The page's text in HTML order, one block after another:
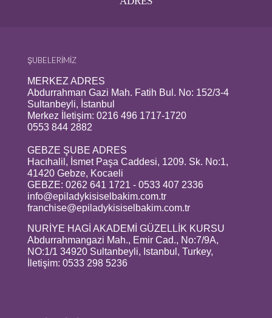
ŞUBELERİMİZ
MERKEZ ADRES
Abdurrahman Gazi Mah. Fatih Bul. No: 152/3-4
Sultanbeyli, İstanbul
Merkez İletişim: 0216 496 1717-1720
0553 844 2882
GEBZE ŞUBE ADRES
Hacıhalil, İsmet Paşa Caddesi, 1209. Sk. No:1,
41420 Gebze, Kocaeli
GEBZE: 0262 641 1721 - 0533 407 2336
info@epiladykisiselbakim.com.tr
franchise@epiladykisiselbakim.com.tr
NURİYE HAGİ AKADEMİ GÜZELLİK KURSU
Abdurrahmangazi Mah., Emir Cad., No:7/9A,
NO:1/1 34920 Sultanbeyli, Istanbul, Turkey,
İletişim: 0533 298 5236